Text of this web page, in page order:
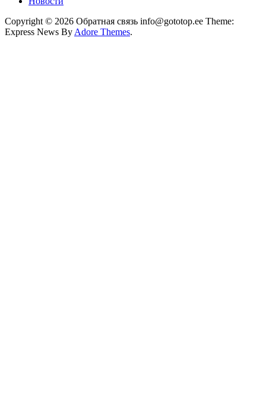
Copyright © 2026 Обратная связь info@gototop.ee Theme:
Express News By Adore Themes.